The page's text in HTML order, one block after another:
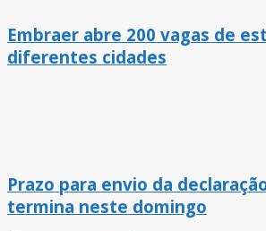
Embraer abre 200 vagas de
diferentes cidades
Prazo para envio da
termina neste domingo